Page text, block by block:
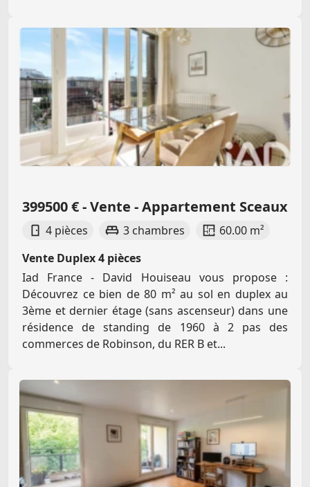
399500 € - Vente - Appartement Sceaux
4 pièces 3 chambres
60.00 m²
Vente Duplex 4 pièces
Iad France - David Houiseau vous propose :
Découvrez ce bien de 80 m² au sol en duplex au
3ème et dernier étage (sans ascenseur) dans une
résidence de standing de 1960 à 2 pas des
commerces de Robinson, du RER B et...